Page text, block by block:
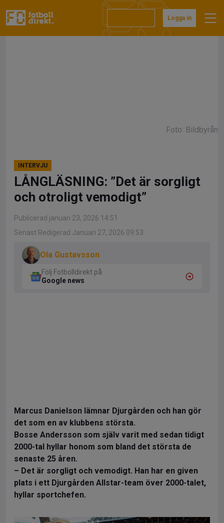
till
Logga in
Foto: Bildbyrån
INTERVJU
LÅNGLÄSNING: ”Det är sorgligt
och otroligt vemodigt”
Publicerad januari 23, 2026 14:51
Senast Redigerad Januari 27, 2026 09:53
Ola Gustavsson
Följ Fotbolldirekt på
Google news
Marcus Danielson lämnar Djurgården och han gör
det som en av klubbens största.
Bosse Andersson som själv varit med sedan tidigt
2000-tal hyllar honom som bland det största de
senaste 25 åren.
– Det är sorgligt och vemodigt. Han har en given
plats i ett Djurgården Allstar-team över 2000-talet,
hyllar sportchefen.